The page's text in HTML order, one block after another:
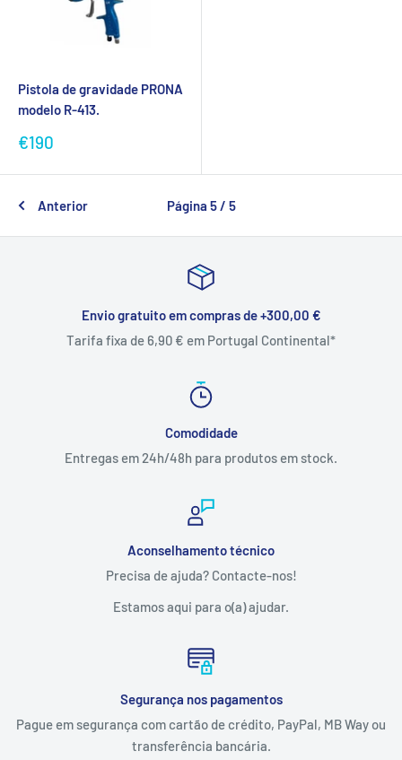
Pistola de gravidade PRONA
modelo R-413.
Preço
€190
Anterior Página 5 / 5
Envio gratuito em compras de +300,00 €
Tarifa fixa de 6,90 € em Portugal Continental*
Comodidade
Entregas em 24h/48h para produtos em stock.
Aconselhamento técnico
Precisa de ajuda? Contacte-nos!
Estamos aqui para o(a) ajudar.
Segurança nos pagamentos
Pague em segurança com cartão de crédito, PayPal, MB Way ou
transferência bancária.